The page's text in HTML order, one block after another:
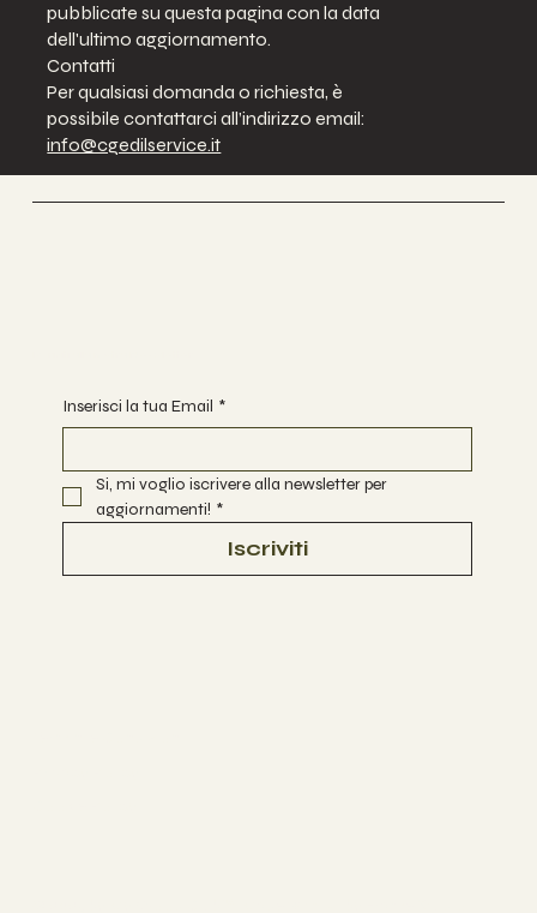
pubblicate su questa pagina con la data
dell'ultimo aggiornamento.
Contatti
Per qualsiasi domanda o richiesta, è
possibile contattarci all’indirizzo email:
info@cgedilservice.it
Inserisci la tua Email *
Si, mi voglio iscrivere alla newsletter per
aggiornamenti! *
Iscriviti